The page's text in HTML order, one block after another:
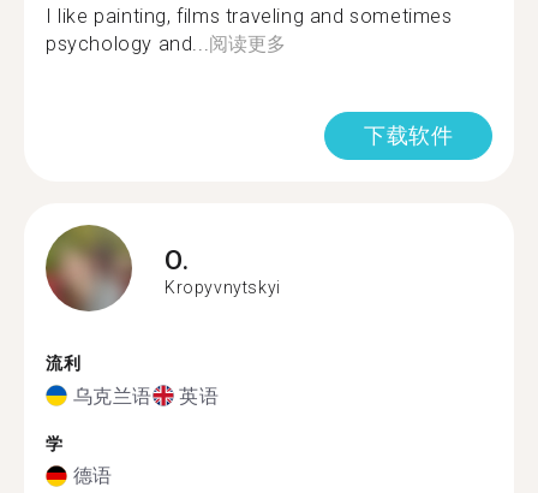
I like painting, films traveling and sometimes
psychology and...阅读更多
下载软件
O.
Kropyvnytskyi
流利
乌克兰语 英语
学
德语